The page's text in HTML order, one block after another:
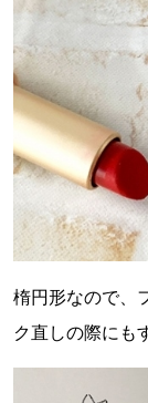
楕円形なので、
ク直しの際にも